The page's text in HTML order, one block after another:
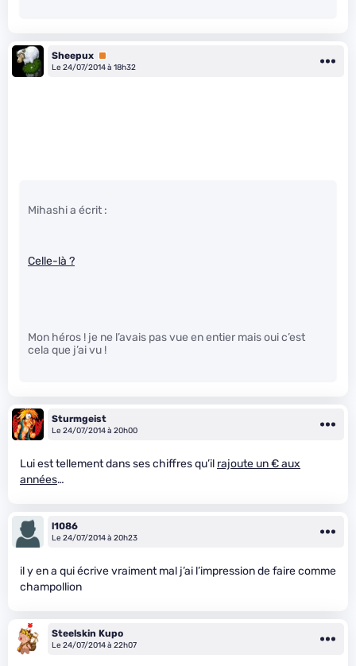
Sheepux Premium
Le 24/07/2014 à 18h32
Mihashi a écrit :
Celle-là ?
Mon héros ! je ne l’avais pas vue en entier mais oui c’est
cela que j’ai vu !
Sturmgeist
Le 24/07/2014 à 20h00
Lui est tellement dans ses chiffres qu’il rajoute un € aux
années…
l1086
Le 24/07/2014 à 20h23
il y en a qui écrive vraiment mal j’ai l’impression de faire comme
champollion
Steelskin Kupo
Le 24/07/2014 à 22h07